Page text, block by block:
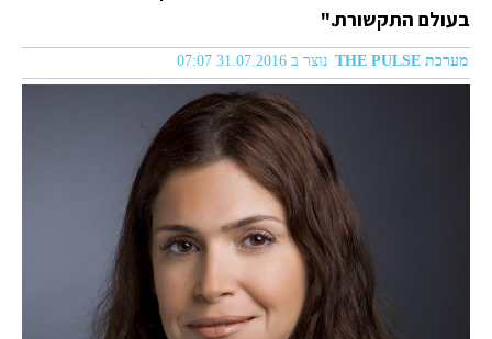
בעולם התקשורת."
מערכת THE PULSE נוצר ב 31.07.2016 07:07